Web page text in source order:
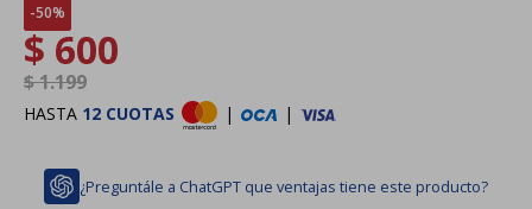
50
$ 600
$1.199
HASTA 12 CUOTAS | |
¿Preguntále a ChatGPT que ventajas tiene este producto?